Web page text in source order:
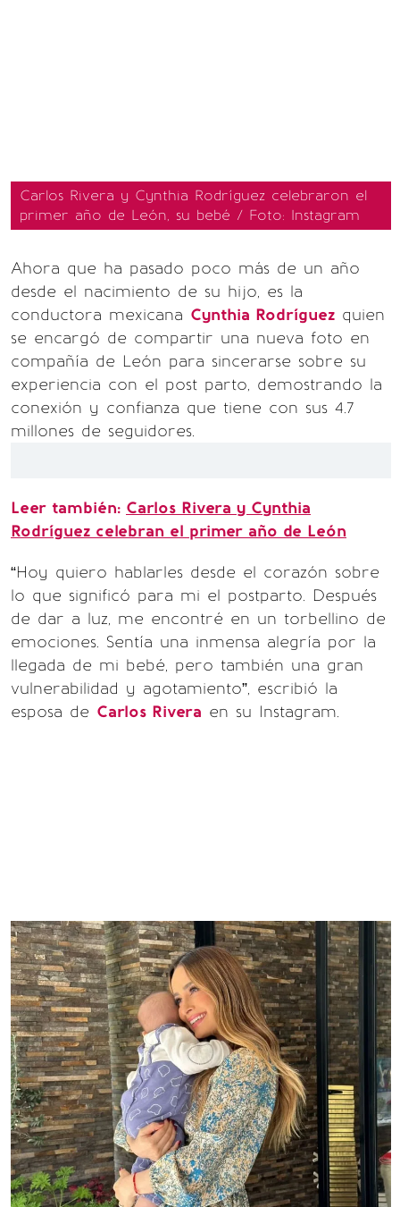
Carlos Rivera y Cynthia Rodríguez celebraron el
primer año de León, su bebé / Foto: Instagram
Ahora que ha pasado poco más de un año
desde el nacimiento de su hijo, es la
conductora mexicana Cynthia Rodríguez quien
se encargó de compartir una nueva foto en
compañía de León para sincerarse sobre su
experiencia con el post parto, demostrando la
conexión y confianza que tiene con sus 4.7
millones de seguidores.
Leer también: Carlos Rivera y Cynthia
Rodríguez celebran el primer año de León
“Hoy quiero hablarles desde el corazón sobre
lo que significó para mi el postparto. Después
de dar a luz, me encontré en un torbellino de
emociones. Sentía una inmensa alegría por la
llegada de mi bebé, pero también una gran
vulnerabilidad y agotamiento”, escribió la
esposa de Carlos Rivera en su Instagram.